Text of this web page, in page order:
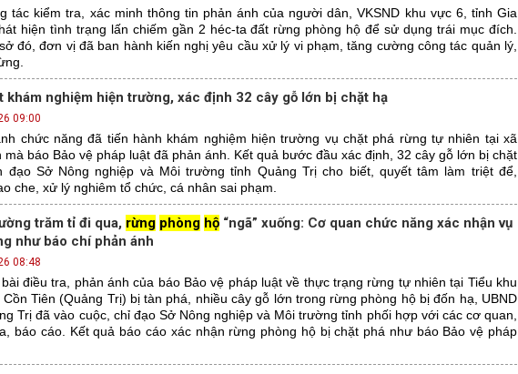
tác kiểm tra, xác minh thông tin phản ánh của người dân, VKSND khu vực 6, tỉnh Gia
hiện tình trạng lấn chiếm gần 2 héc-ta đất rừng phòng hộ để sử dụng trái mục đích.
đó, đơn vị đã ban hành kiến nghị yêu cầu xử lý vi phạm, tăng cường công tác quản lý,
khám nghiệm hiện trường, xác định 32 cây gỗ lớn bị chặt hạ
09:00
chức năng đã tiến hành khám nghiệm hiện trường vụ chặt phá rừng tự nhiên tại xã
mà báo Bảo vệ pháp luật đã phản ánh. Kết quả bước đầu xác định, 32 cây gỗ lớn bị chặt
đạo Sở Nông nghiệp và Môi trường tỉnh Quảng Trị cho biết, quyết tâm làm triệt để,
che, xử lý nghiêm tổ chức, cá nhân sai phạm.
trăm tỉ đi qua, rừng phòng hộ “ngã” xuống: Cơ quan chức năng xác nhận vụ
như báo chí phản ánh
08:48
điều tra, phản ánh của báo Bảo vệ pháp luật về thực trạng rừng tự nhiên tại Tiểu khu
Cồn Tiên (Quảng Trị) bị tàn phá, nhiều cây gỗ lớn trong rừng phòng hộ bị đốn hạ, UBND
Trị đã vào cuộc, chỉ đạo Sở Nông nghiệp và Môi trường tỉnh phối hợp với các cơ quan,
báo cáo. Kết quả báo cáo xác nhận rừng phòng hộ bị chặt phá như báo Bảo vệ pháp